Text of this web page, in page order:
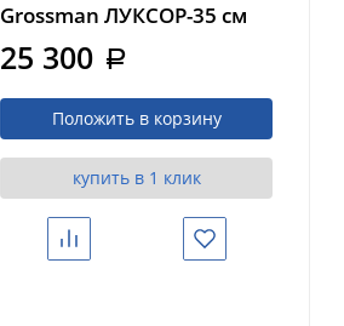
Grossman ЛУКСОР-35 см
универсальный, графит
матовый (303549)
25 300 a
Положить в корзину
купить в 1 клик
Сравнить Избранное